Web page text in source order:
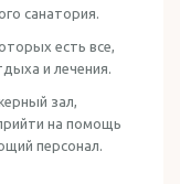
санатория.
есть все,
и лечения.
зал,
на помощь
персонал.